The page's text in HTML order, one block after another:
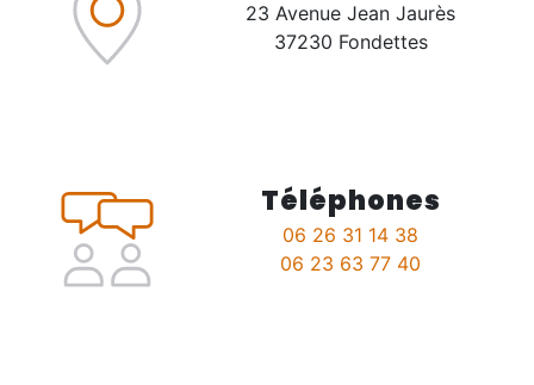
23 Avenue Jean Jaurès
37230 Fondettes
Téléphones
06 26 31 14 38
06 23 63 77 40